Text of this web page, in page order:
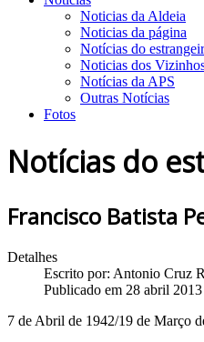
Noticias da Aldeia
Noticias da página
Notícias do
Noticias dos
Notícias da APS
Outras Notícias
Fotos
Notícias do
Francisco Batista
Detalhes
Escrito por: Antonio Cruz
Publicado em 28 abril 2013
7 de Abril de 1942/19 de Março